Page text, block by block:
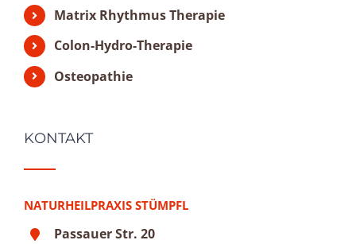
Matrix Rhythmus Therapie
Colon-Hydro-Therapie
Osteopathie
KONTAKT
NATURHEILPRAXIS STÜMPFL
Passauer Str. 20